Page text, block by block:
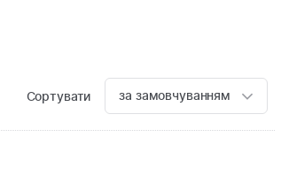
Сортувати за замовчуванням